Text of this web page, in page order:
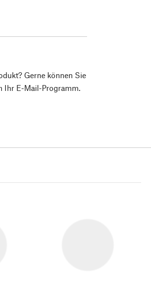
Gerne können Sie
Ihr E-Mail-Programm.